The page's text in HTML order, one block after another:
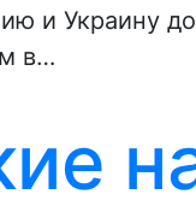
и Украину
в…